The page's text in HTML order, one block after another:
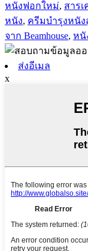
หนังฟอกใหม่, สาร
หนัง, ครีมบำรุงหนัง
จาก Beamhouse, หนั
ส่งอีเมล
x